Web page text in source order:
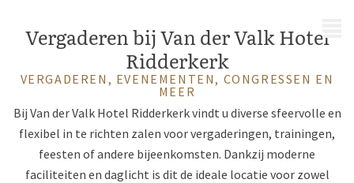
Vergaderen bij Van der Valk Hotel
Ridderkerk
VERGADEREN, EVENEMENTEN, CONGRESSEN EN
MEER
Bij Van der Valk Hotel Ridderkerk vindt u diverse sfeervolle en
flexibel in te richten zalen voor vergaderingen, trainingen,
feesten of andere bijeenkomsten. Dankzij moderne
faciliteiten en daglicht is dit de ideale locatie voor zowel